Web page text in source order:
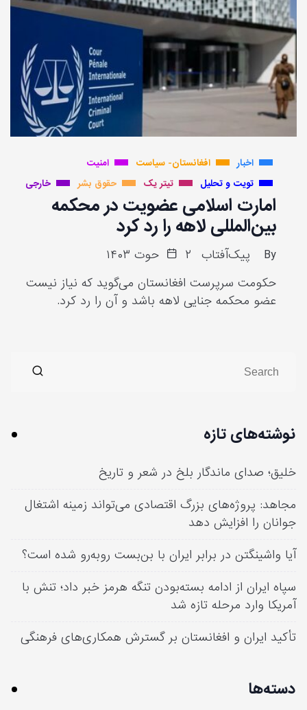
اخبار افغانستان- سیاست
امنیت
تویت و تحلیل
تیتر یک حقوق بشر خارجی
امارت اسلامی عضویت در محکمه
بین‌المللی لاهه را رد کرد
By پیک‌آفتاب
۲ حوت ۱۴۰۳
حکومت سرپرست افغانستان می‌گوید که نیاز نیست
عضو محکمه جنایی لاهه باشد و آن را رد کرد.
نوشته‌های تازه
خلیق؛ صدای ماندگار بلخ در شعر و تاریخ
مجاهد: پروژه‌های بزرگ اقتصادی می‌تواند زمینه اشتغال
جوانان را افزایش دهد
آیا واشینگتن در برابر ایران با بن‌بست روبه‌رو شده است؟
سپاه ایران از ادامه بسته‌بودن تنگه هرمز خبر داد؛ تنش با
آمریکا وارد مرحله تازه شد
تأکید ایران و افغانستان بر گسترش همکاری‌های فرهنگی
دسته‌ها